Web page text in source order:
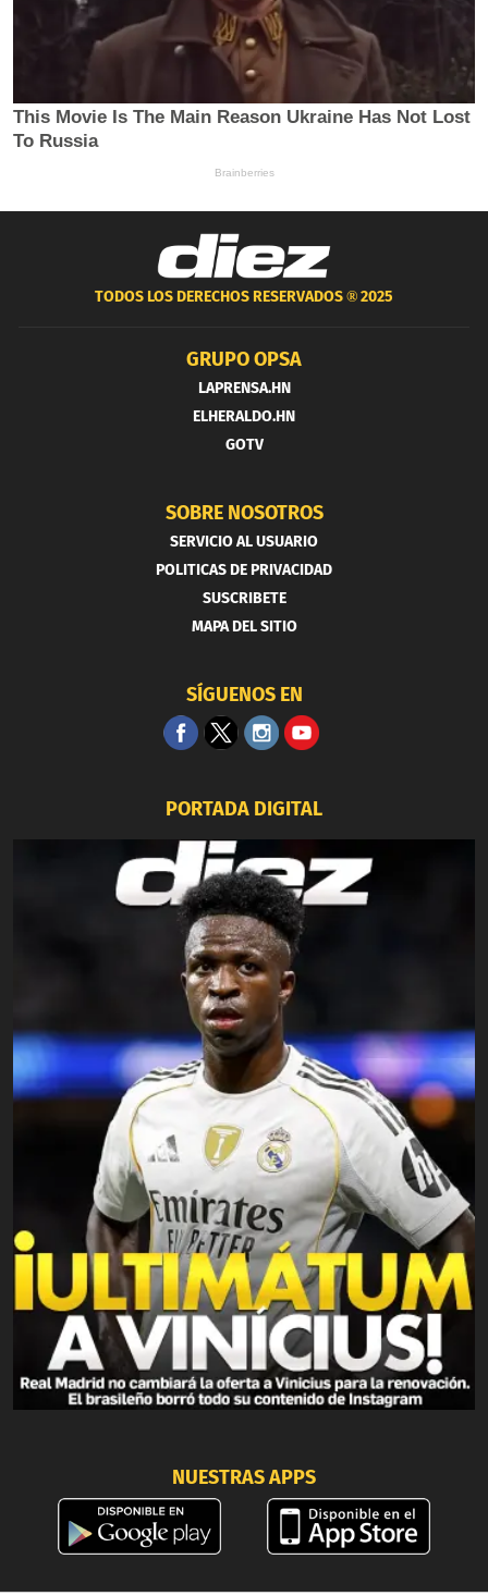
TODOS LOS DERECHOS RESERVADOS ®2025
GRUPO OPSA
LAPRENSA.HN
ELHERALDO.HN
GOTV
SOBRE NOSOTROS
SERVICIO AL USUARIO
POLITICAS DE PRIVACIDAD
SUSCRIBETE
MAPA DEL SITIO
SÍGUENOS EN
PORTADA DIGITAL
NUESTRAS APPS